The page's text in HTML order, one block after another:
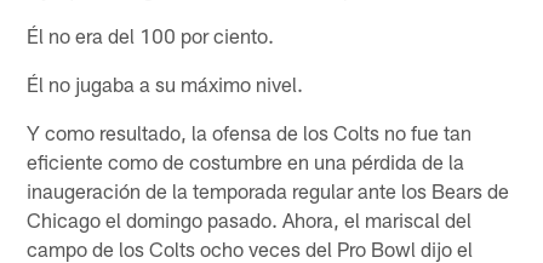
Él no era del 100 por ciento.
Él no jugaba a su máximo nivel.
Y como resultado, la ofensa de los Colts no fue tan
eficiente como de costumbre en una pérdida de la
inaugeración de la temporada regular ante los Bears de
Chicago el domingo pasado. Ahora, el mariscal del
campo de los Colts ocho veces del Pro Bowl dijo el